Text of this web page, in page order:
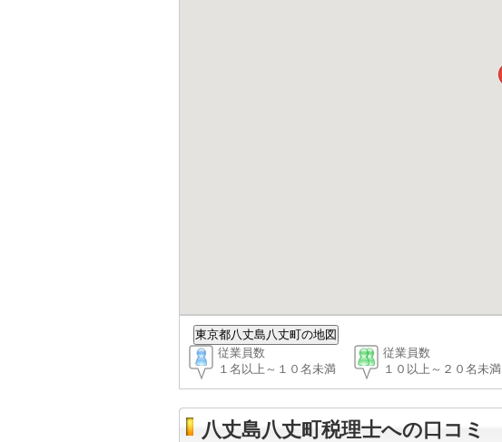
従業員数
１名以上～１０名未満
従業員数
１０以上～２０名未満
八丈島八丈町税理士への口コミ